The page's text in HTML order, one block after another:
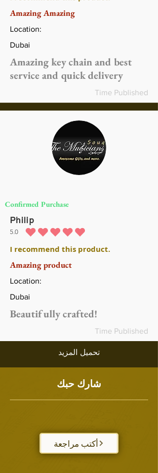
Amazing Amazing
Location:
Dubai
Amazing key chain and best
service and quick delivery
Time Published
Confirmed Purchase
Philip
5.0 متوسط التقييم هو 5 من 5
I recommend this product.
Amazing product
Location:
Dubai
Beautifully crafted!
Time Published
تحميل المزيد
شارك حبك
أكتب مراجعة